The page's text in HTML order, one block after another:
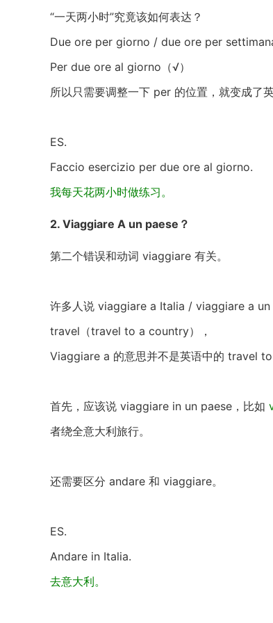
“一天两小时”究竟该如何表达？
Due ore per giorno / due ore per
Per due ore al giorno（√）
所以只需要调整一下 per 的位置，就变成
ES.
Faccio esercizio per due ore al giorno.
我每天花两小时做练习。
2. Viaggiare A un paese？
第二个错误和动词 viaggiare 有关。
许多人说 viaggiare a Italia / viaggiare a un
travel（travel to a country），
Viaggiare a 的意思并不是英语中的 travel to
首先，应该说 viaggiare in un paese，比如
者绕全意大利旅行。
还需要区分 andare 和 viaggiare。
ES.
Andare in Italia.
去意大利。